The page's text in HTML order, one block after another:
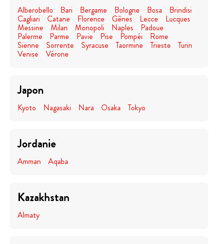
Alberobello Bari Bergame Bologne Bosa Brindisi
Cagliari Catane Florence Gênes Lecce Lucques
Messine Milan Monopoli Naples Padoue
Palerme Parme Pavie Pise Pompéi Rome
Sienne Sorrente Syracuse Taormine Trieste Turin
Venise Vérone
Japon
Kyoto Nagasaki Nara Osaka Tokyo
Jordanie
Amman Aqaba
Kazakhstan
Almaty